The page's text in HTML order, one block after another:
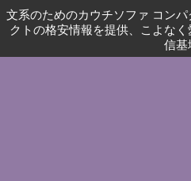
文系のためのカウチソファ コンパ
クトの格安情報を提供、こよな
信基